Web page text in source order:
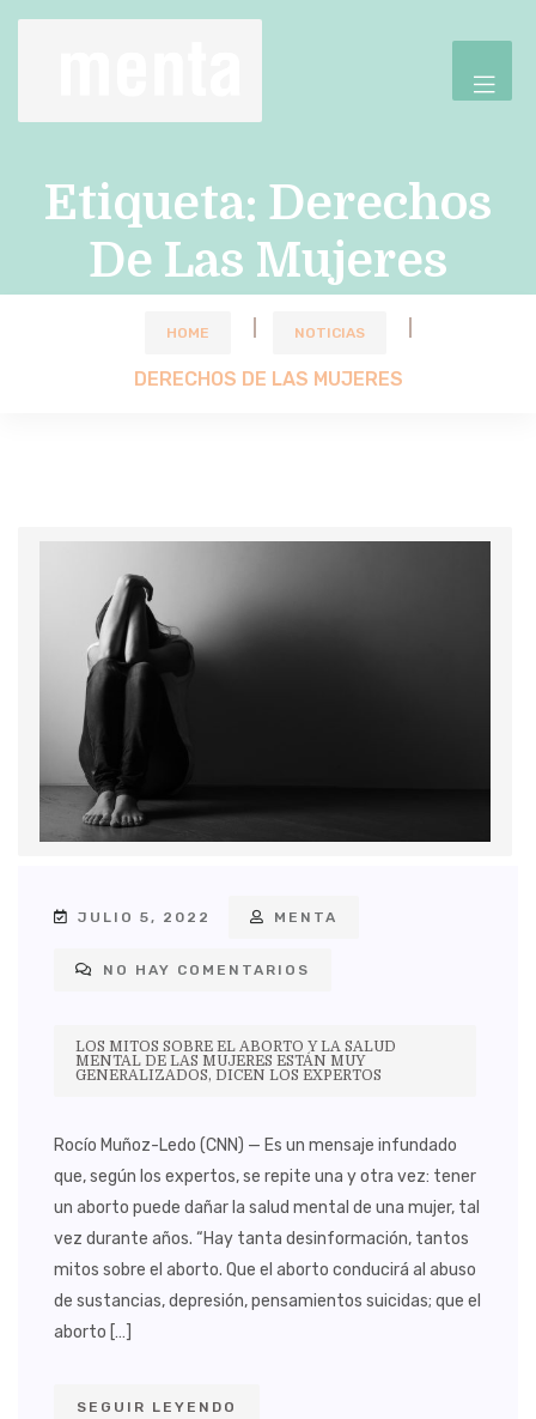
Etiqueta: Derechos
De Las Mujeres
HOME NOTICIAS
DERECHOS DE LAS MUJERES
JULIO 5, 2022 MENTA
NO HAY COMENTARIOS
LOS MITOS SOBRE EL ABORTO Y LA SALUD
MENTAL DE LAS MUJERES ESTÁN MUY
GENERALIZADOS, DICEN LOS EXPERTOS
Rocío Muñoz-Ledo (CNN) — Es un mensaje infundado
que, según los expertos, se repite una y otra vez: tener
un aborto puede dañar la salud mental de una mujer, tal
vez durante años. “Hay tanta desinformación, tantos
mitos sobre el aborto. Que el aborto conducirá al abuso
de sustancias, depresión, pensamientos suicidas; que el
aborto […]
SEGUIR LEYENDO